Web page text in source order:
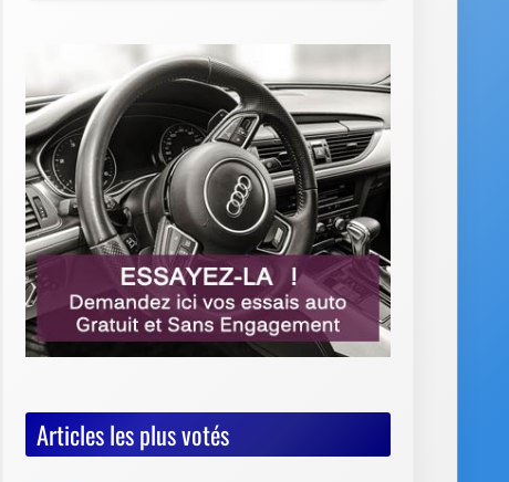
Articles les plus votés